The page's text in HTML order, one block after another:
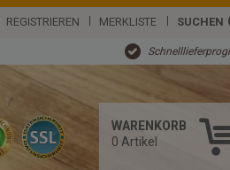
REGISTRIEREN MERKLISTE SUCHEN
WARENKORB
0 Artikel